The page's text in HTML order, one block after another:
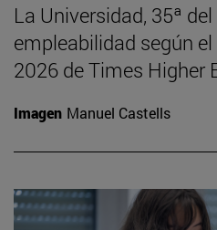
La Universidad, 35ª
empleabilidad según
2026 de Times Higher
Imagen Manuel Castells